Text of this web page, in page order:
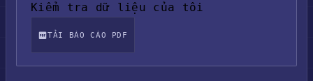
Kiểm tra dữ liệu của tôi
TẢI BÁO CÁO PDF